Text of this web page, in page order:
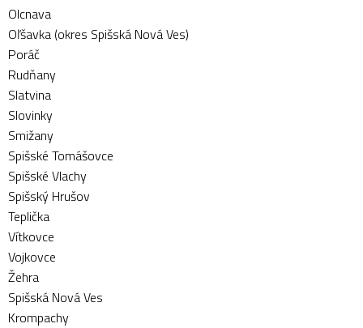
Olcnava
Oľšavka (okres Spišská Nová Ves)
Poráč
Rudňany
Slatvina
Slovinky
Smižany
Spišské Tomášovce
Spišské Vlachy
Spišský Hrušov
Teplička
Vítkovce
Vojkovce
Žehra
Spišská Nová Ves
Krompachy